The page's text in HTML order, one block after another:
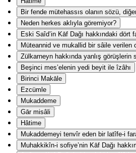
Bir fende mütehassıs olanın sözü,
Neden herkes aklıyla göremiyor?
Eski Saîd’in Kāf Dağı hakkındaki dört
Müteannid ve mukallid bir sâile verilen
Zülkarneyn hakkında yanlış görüşlerin
Beşinci mes’elenin yedi beyit ile îzâhı
Birinci Makāle
Ezcümle
Mukaddeme
Gār misâli
Hâtime
Mukaddemeyi tenvîr eden bir latîfe-i
Muhakkikîn-i sofiye’nin Kāf Dağı